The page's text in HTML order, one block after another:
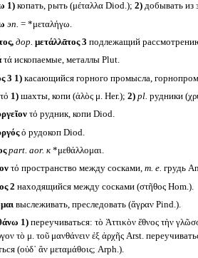
1)копать, рыть (μέταλλα Diod.); 2)добывать из
эп. = *μεταλήγω.
дор. μετάλλᾱτος 3 подлежащий
τά ископаемые, металлы Plut.
3 1)касающийся горного промысла,
τό 1)шахты, копи (ἁλὸς μ. Her.); 2) pl. рудники
τό рудник, копи Diod.
ὁ рудокоп Diod.
part. aor. к*μεθάλλομαι.
τό пространство между сосками, т. е. грудь
2 находящийся между сосками (στῆθος Hom.).
выслеживать, преследовать (ἄγραν Pind.).
1)переучиваться: τὸ Ἀττικὸν ἔθνος τὴν
τὸ μ. τοῦ μανθάνειν ἐξ ἀρχῆς Arst.
(οὐδ᾽ ἂν μεταμάθοις; Arph.).